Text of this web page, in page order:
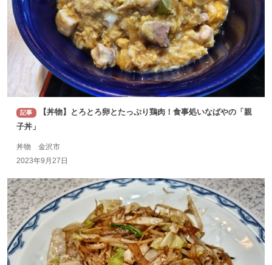
記事
【丼物】とろとろ卵とたっぷり鶏肉！食事処いなばやの「親
子丼」
丼物 金沢市
2023年9月27日